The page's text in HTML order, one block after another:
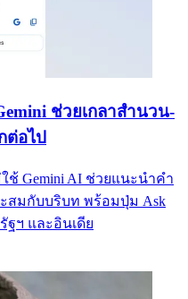
ช่วยเกลาสำนวน-
ต่อไป
ใช้ Gemini AI ช่วยแนะนำคำ
สมกับบริบท พร้อมปุ่ม Ask
ฐฯ และอินเดีย